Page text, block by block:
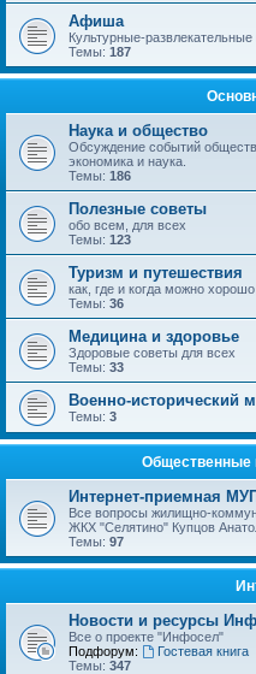
Афиша
Культурные-развлекательные
Темы: 187
Наука и общество
Обсуждение событий
экономика и наука.
Темы: 186
Полезные советы
обо всем, для всех
Темы: 123
Туризм и путешествия
как, где и когда можно
Темы: 36
Медицина и здоровье
Здоровые советы для всех
Темы: 33
Военно-исторический
Темы: 3
Общественные
Интернет-приемная
Все вопросы жилищно-
ЖКХ "Селятино" Купцов
Темы: 97
Новости и ресурсы
Все о проекте "Инфосел"
Подфорум:
Гостевая книга
Темы: 347